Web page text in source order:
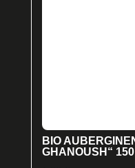
BIO
GHANOUSH“